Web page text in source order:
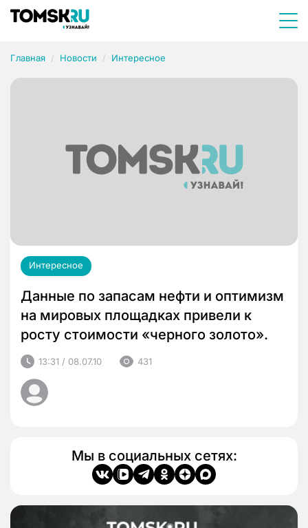
Главная Новости Интересное
Интересное
Данные по запасам нефти и оптимизм
на мировых площадках привели к
росту стоимости «черного золото».
13:31 / 08.07.10 431
Мы в социальных сетях: